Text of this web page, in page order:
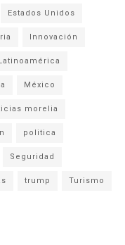
Estados Unidos
Innovación
Latinoamérica
México
morelia
politica
Seguridad
trump Turismo